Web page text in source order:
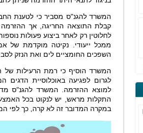
המשרד להגנ"ס מסביר כי לטענת
קבלת התוצאה החריגה, אך ההזרמה
לחלוטין רק לאחר ביצוע פעולות
ממכל ייעודי. נקיטה מוקדמת של
השפכים החומציים לים ואת הנזק
המשרד הוסיף כי רמת הרעילות של
לגרום לפגיעה באוכלוסיית הדגים
למוצא ההזרמה. המשרד להגנ"ס
התקלות מראש, יש לנקוט בכל
במקרה המדובר זה לא קרה, כך לפי